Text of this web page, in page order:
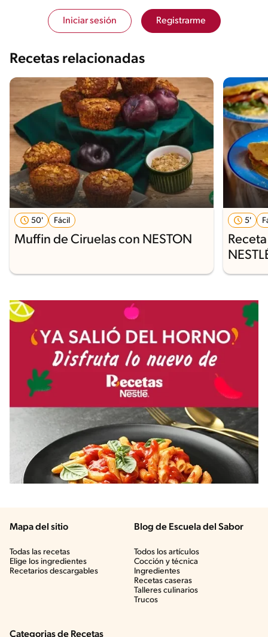
Iniciar sesión Registrarme
Recetas relacionadas
50' Fácil
Muffin de Ciruelas con NESTON
5'
Mapa del sitio
Todas las recetas
Elige los ingredientes
Recetarios descargables
Blog de Escuela del Sabor
Todos los artículos
Cocción y técnica
Ingredientes
Recetas caseras
Talleres culinarios
Trucos
Categorias de Recetas